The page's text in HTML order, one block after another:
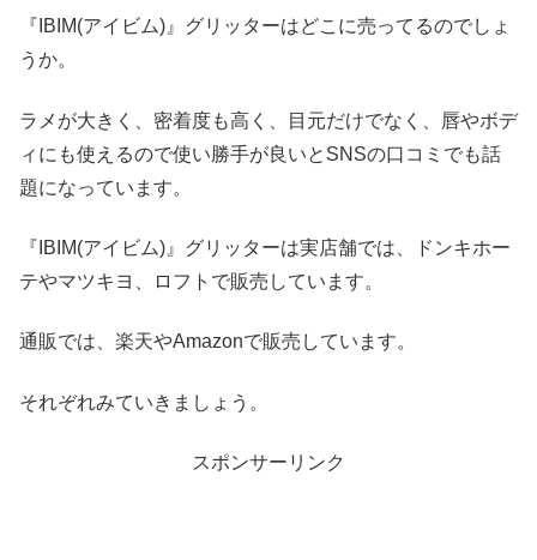
『IBIM(アイビム)』グリッターはどこに売ってるのでしょ
うか。
ラメが大きく、密着度も高く、目元だけでなく、唇やボデ
ィにも使えるので使い勝手が良いとSNSの口コミでも話
題になっています。
『IBIM(アイビム)』グリッターは実店舗では、ドンキホー
テやマツキヨ、ロフトで販売しています。
通販では、楽天やAmazonで販売しています。
それぞれみていきましょう。
スポンサーリンク